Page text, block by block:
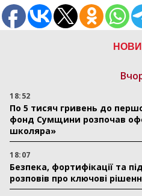
18:52
По 5 тисяч гривень до
фонд Сумщини розпочав
школяра»
18:07
Безпека, фортифікації та
розповів про ключові